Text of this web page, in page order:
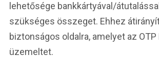
lehetősége bankkártyával/
szükséges összeget. Ehhez
biztonságos oldalra, amelyet az
üzemeltet.